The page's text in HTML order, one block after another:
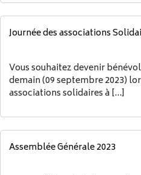
Journée des associations
Vous souhaitez devenir
demain (09 septembre 2023)
associations solidaires à […]
Assemblée Générale 2023